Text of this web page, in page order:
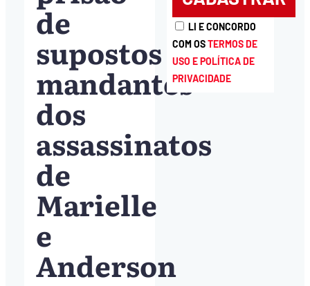
de
supostos
mandantes
dos
assassinatos
de
Marielle
e
Anderson
LI E CONCORDO
COM OSTERMOS DE
USO E POLÍTICA DE
PRIVACIDADE